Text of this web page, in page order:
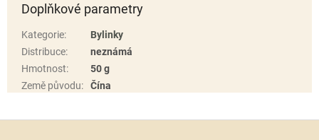
Doplňkové parametry
Kategorie:
Bylinky
Distribuce:
neznámá
Hmotnost:
50 g
Země původu: Čína